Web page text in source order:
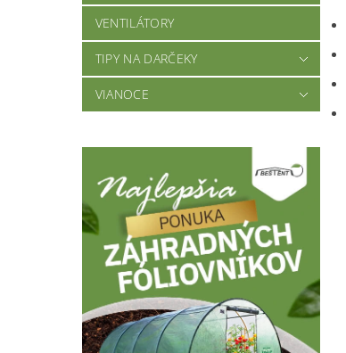
VENTILÁTORY
TIPY NA DARČEKY
VIANOCE